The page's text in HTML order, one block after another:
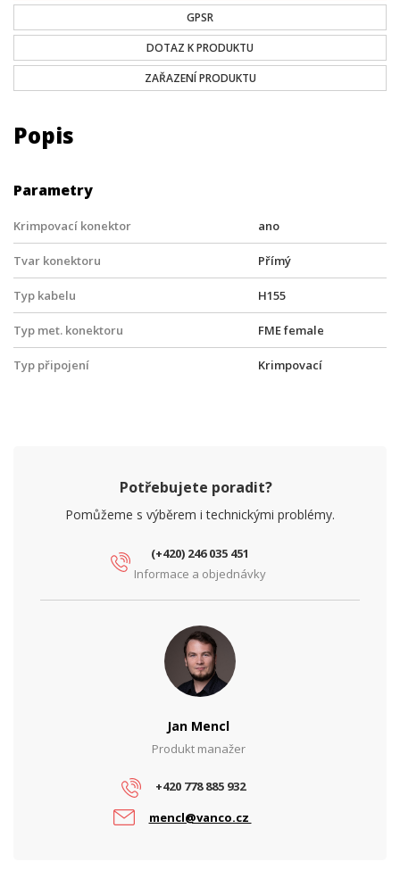
GPSR
DOTAZ K PRODUKTU
ZAŘAZENÍ PRODUKTU
Popis
Parametry
Krimpovací konektor ano
Tvar konektoru Přímý
Typ kabelu H155
Typ met. konektoru FME female
Typ připojení Krimpovací
Potřebujete poradit?
Pomůžeme s výběrem i technickými problémy.
(+420) 246 035 451
Informace a objednávky
Jan Mencl
Produkt manažer
+420 778 885 932
mencl@vanco.cz